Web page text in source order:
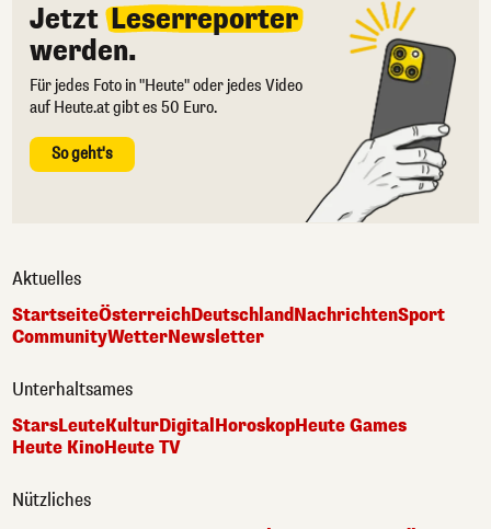
Jetzt Leserreporter
werden.
Für jedes Foto in "Heute" oder jedes Video
auf Heute.at gibt es 50 Euro.
So geht's
Aktuelles
StartseiteÖsterreichDeutschlandNachrichtenSport
CommunityWetterNewsletter
Unterhaltsames
StarsLeuteKulturDigital HoroskopHeute Games
Heute KinoHeute TV
Nützliches